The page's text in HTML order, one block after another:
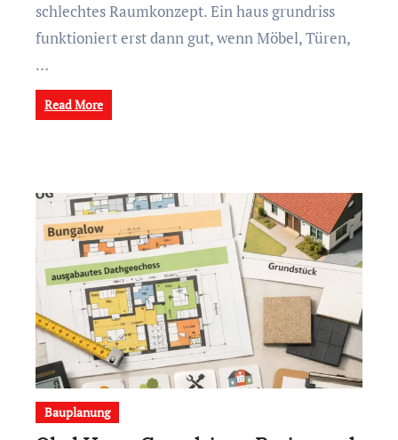
schlechtes Raumkonzept. Ein haus grundriss
funktioniert erst dann gut, wenn Möbel, Türen,
…
Read More
Bauplanung